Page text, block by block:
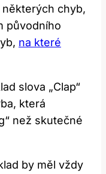
chyb,
původního
na které
slova „Clap“
která
než skutečné⁢
⁤by měl vždy